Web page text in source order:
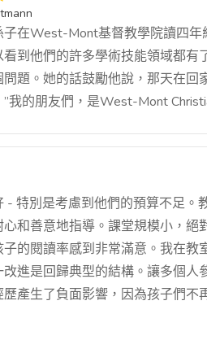
子在West-Mont基督教學院讀四
看到他們的許多學術技能領域都
問題。她的話鼓勵他說，那天在
我的朋友們，是West-Mont
- 特別是考慮到他們的預算不足
和善意地指導。課堂規模小，
子的閱讀率感到非常滿意。我在
進是回歸典型的結構。讓多個
產生了負面影響，因為孩子們